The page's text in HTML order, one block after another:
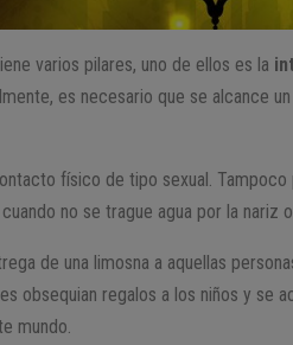
varios pilares, uno de ellos es la
es necesario que se alcance un
físico de tipo sexual.
no se trague agua por la nariz
de una limosna a aquellas
obsequian regalos a los niños y se
mundo.